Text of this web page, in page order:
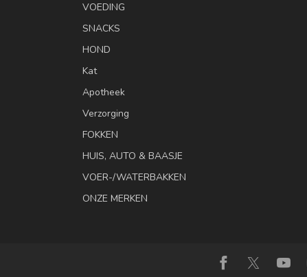
VOEDING
SNACKS
HOND
Kat
Apotheek
Verzorging
FOKKEN
HUIS, AUTO & BAASJE
VOER-/WATERBAKKEN
ONZE MERKEN